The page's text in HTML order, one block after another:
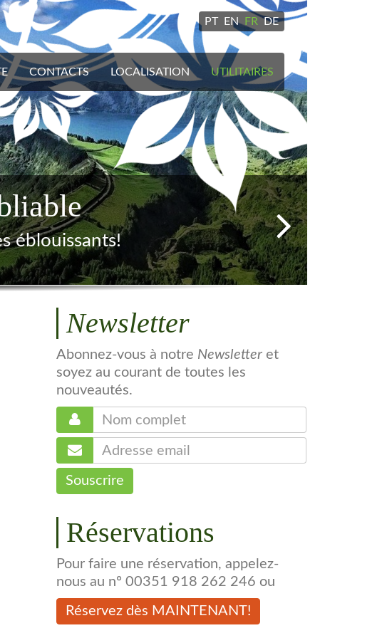
PT EN FR DE
CONTACTS LOCALISATION UTILITAIRES
Newsletter
Abonnez-vous à notre Newsletter et
soyez au courant de toutes les
nouveautés.
Souscrire
Réservations
Pour faire une réservation, appelez-
nous au nº 00351 918 262 246 ou
Réservez dès MAINTENANT!